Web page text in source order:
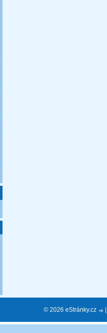
© 2026 eStránky.cz